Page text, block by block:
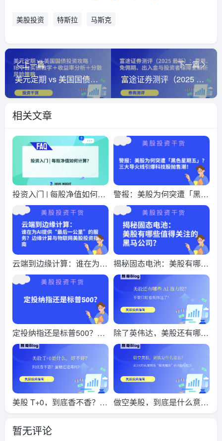
美股投资 特斯拉 马斯克
上一篇
美元定期 vs 美国国债投资攻略｜IB平台买债教学＋收益率分析＋分散风险策略
下一篇
富途证券测评（2025 最新）：费用、免佣期、出入金与投资者保障全解析
相关文章
投资入门 | 每股净值如何计
算？
警报：美股为何突遭「黑色
星期五」？三大导火线引爆
科技股抛售潮！
云端到边缘计算：谁在为AI
提供“最后一公里”的服务？
边缘计算与物联网美股投资
揭秘固态电池：美股有哪些
值得关注的黑马公司？
定投纳指还是标普500？历
史回测告诉你，哪个更适合
懒人投资
除了英伟达，美股还有哪些
AI 潜力股？
美股 T+0，到底香不香？蜜
糖还是毒药，一文说透
做空美股，到底是什么意
思？从3大经典案例看“暗黑
暂无评论